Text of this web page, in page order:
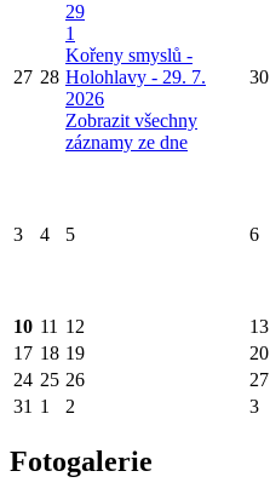
27 28
29
1
Kořeny smyslů -
Holohlavy - 29. 7.
2026
Zobrazit všechny
záznamy ze dne
30
3 4 5 6
10 11 12 13
17 18 19 20
24 25 26 27
31 1 2 3
Fotogalerie